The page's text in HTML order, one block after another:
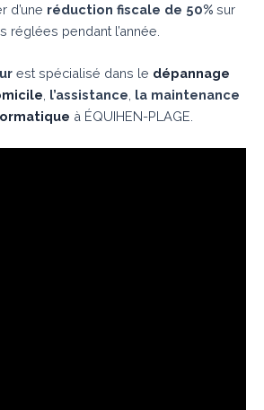
d’une réduction fiscale de 50% sur
pendant l’année.
est spécialisé dans le dépannage
l’assistance la maintenance
à ÉQUIHEN-PLAGE.